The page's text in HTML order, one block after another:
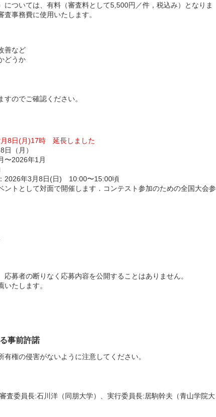
ついては、有料（審査料として5,500円／件，税込み）となりま
事務費に使用いたします。
善など
どうか
のでご確認ください。
8日(月)17時 延長しました
（月）
〜2026年1月
2026年3月8日(日) 10:00〜15:00頃
ントとして対面で開催します．コンテスト参加のための全国大会参
募者の断りなく応募内容を公開することはありません。
たします。
事前許諾
権の侵害がないように注意してください。
査委員長:石川洋（同朋大学）、実行委員長:居駒幹夫（青山学院大